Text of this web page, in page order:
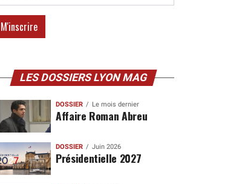
LES DOSSIERS LYON MAG
DOSSIER Le mois dernier
Affaire Roman Abreu
DOSSIER Juin 2026
Présidentielle 2027